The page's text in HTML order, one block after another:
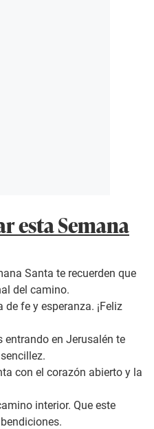
esta Semana
Santa te recuerden que
del camino.
fe y esperanza. ¡Feliz
entrando en Jerusalén te
con el corazón abierto y la
interior. Que este